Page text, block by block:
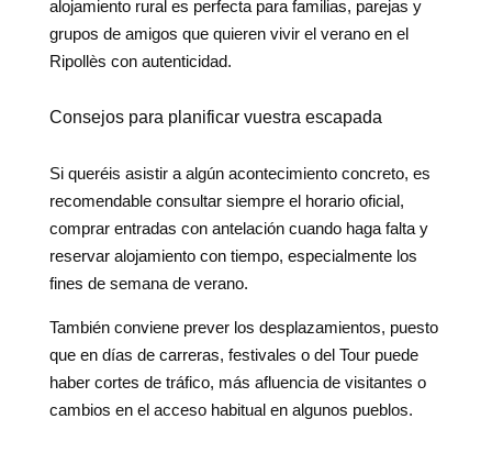
alojamiento rural es perfecta para familias, parejas y
grupos de amigos que quieren vivir el verano en el
Ripollès con autenticidad.
Consejos para planificar vuestra escapada
Si queréis asistir a algún acontecimiento concreto, es
recomendable consultar siempre el horario oficial,
comprar entradas con antelación cuando haga falta y
reservar alojamiento con tiempo, especialmente los
fines de semana de verano.
También conviene prever los desplazamientos, puesto
que en días de carreras, festivales o del Tour puede
haber cortes de tráfico, más afluencia de visitantes o
cambios en el acceso habitual en algunos pueblos.